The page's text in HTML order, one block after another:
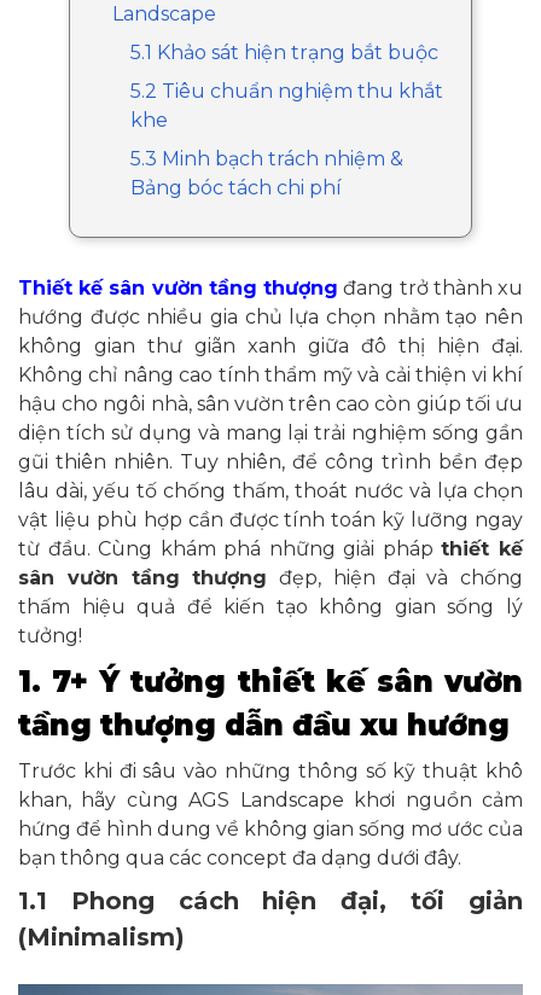
Landscape
5.1 Khảo sát hiện trạng bắt buộc
5.2 Tiêu chuẩn nghiệm thu khắt
khe
5.3 Minh bạch trách nhiệm &
Bảng bóc tách chi phí
Thiết kế sân vườn tầng thượng đang trở thành xu
hướng được nhiều gia chủ lựa chọn nhằm tạo nên
không gian thư giãn xanh giữa đô thị hiện đại.
Không chỉ nâng cao tính thẩm mỹ và cải thiện vi khí
hậu cho ngôi nhà, sân vườn trên cao còn giúp tối ưu
diện tích sử dụng và mang lại trải nghiệm sống gần
gũi thiên nhiên. Tuy nhiên, để công trình bền đẹp
lâu dài, yếu tố chống thấm, thoát nước và lựa chọn
vật liệu phù hợp cần được tính toán kỹ lưỡng ngay
từ đầu. Cùng khám phá những giải phápthiết kế
sân vườn tầng thượng đẹp, hiện đại và chống
thấm hiệu quả để kiến tạo không gian sống lý
tưởng!
1. 7+ Ý tưởng thiết kế sân vườn
tầng thượng dẫn đầu xu hướng
Trước khi đi sâu vào những thông số kỹ thuật khô
khan, hãy cùng AGS Landscape khơi nguồn cảm
hứng để hình dung về không gian sống mơ ước của
bạn thông qua các concept đa dạng dưới đây.
1.1 Phong cách hiện đại, tối giản
(Minimalism)